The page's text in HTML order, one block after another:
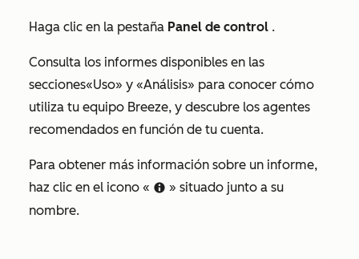
Haga clic en la pestaña Panel de control .
Consulta los informes disponibles en las
secciones«Uso» y «Análisis» para conocer cómo
utiliza tu equipo Breeze, y descubre los agentes
recomendados en función de tu cuenta.
Para obtener más información sobre un informe,
haz clic en el icono « info » situado junto a su
nombre.